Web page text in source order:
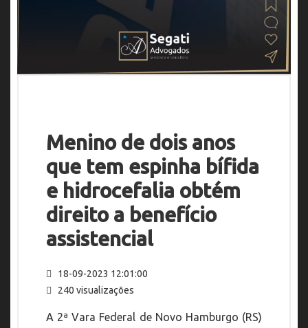
Menino de dois anos
que tem espinha bífida
e hidrocefalia obtém
direito a benefício
assistencial
18-09-2023 12:01:00
240 visualizações
A 2ª Vara Federal de Novo Hamburgo (RS)